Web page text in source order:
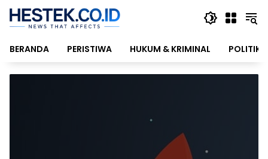
Langsung
konten
BERANDA
PERISTIWA HUKUM & KRIMINAL POLITIK